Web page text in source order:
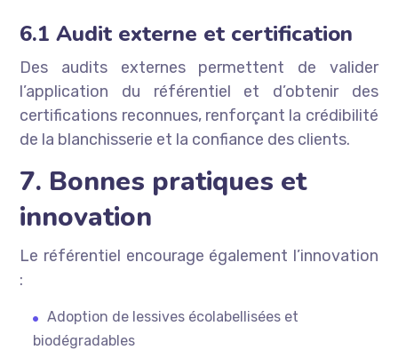
6.1 Audit externe et certification
Des audits externes permettent de valider
l’application du référentiel et d’obtenir des
certifications reconnues, renforçant la crédibilité
de la blanchisserie et la confiance des clients.
7. Bonnes pratiques et
innovation
Le référentiel encourage également l’innovation
:
Adoption de lessives écolabellisées et
biodégradables